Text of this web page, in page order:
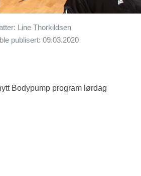
Line Thorkildsen
publisert: 09.03.2020
Bodypump program lørdag